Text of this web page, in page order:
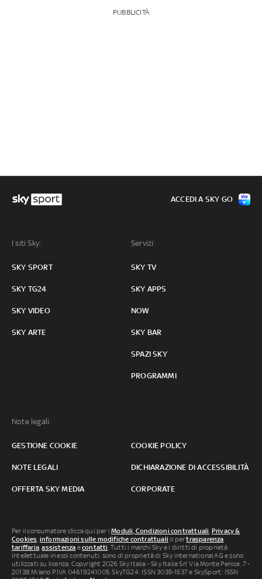
PUBBLICITÀ
I siti Sky:
SKY SPORT
SKY TG24
SKY VIDEO
SKY ARTE
Servizi:
SKY TV
SKY APPS
NOW
SKY BAR
SPAZI SKY
PROGRAMMI
Note legali:
GESTIONE COOKIE COOKIE POLICY
NOTE LEGALI DICHIARAZIONE DI ACCESSIBILITÀ
OFFERTA SKY MEDIA CORPORATE
ACCEDI A SKY GO
Per il consumatore clicca qui per iModuli, Condizioni contrattuali, Privacy &
Cookies, informazioni sulle modifiche contrattuali o pertrasparenza
tariffaria,assistenza econtatti. Tutti i marchi Sky e i diritti di proprietà
intellettuale in essi contenuti, sono di proprietà di Sky international AG e sono
utilizzati su licenza. Copyright 2026 Sky Italia - Sky Italia Srl Via Monte Penice, 7 -
20138 Milano P.IVA 04619241005. SkyTG24: ISSN 3035-1537 e SkySport: ISSN